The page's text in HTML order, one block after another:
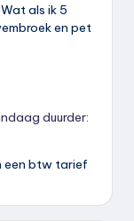
als ik 5
en pet
duurder:
een btw tarief